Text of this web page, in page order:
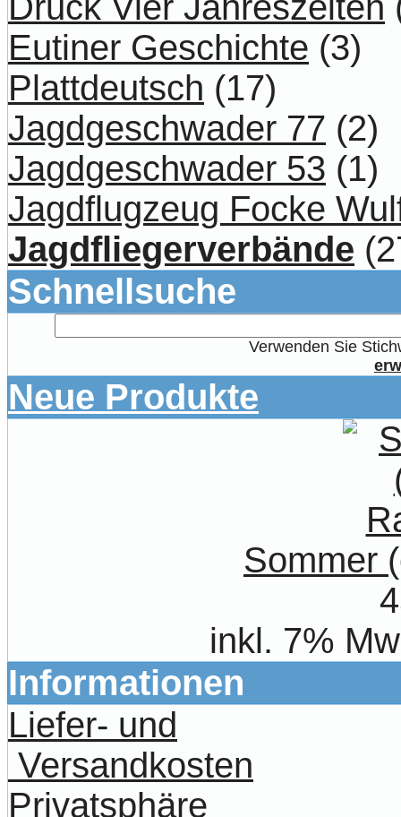
Eutiner Geschichte (3)
Plattdeutsch (17)
Jagdgeschwader 77 (2)
Jagdgeschwader 53 (1)
Jagdflugzeug Focke
Jagdfliegerverbände
Schnellsuche
Verwenden Sie
Neue Produkte
Sommer
inkl. 7%
Informationen
Liefer- und
Versandkosten
Privatsphäre